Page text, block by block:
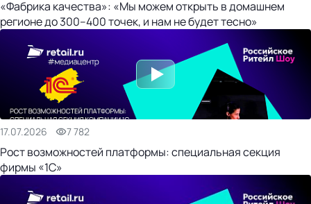
«Фабрика качества»: «Мы можем открыть в домашнем
регионе до 300–400 точек, и нам не будет тесно»
17.07.2026 7 782
Рост возможностей платформы: специальная секция
фирмы «1С»